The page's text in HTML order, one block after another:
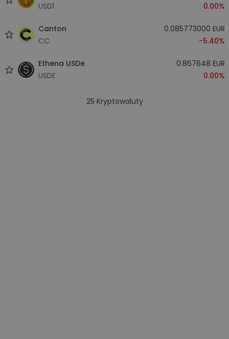
USD1
0.00%
Canton
CC
0.085773000 EUR
-5.40%
Ethena USDe
USDE
0.867648 EUR
0.00%
25 Kryptowaluty